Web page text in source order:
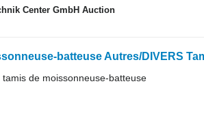
Center GmbH Auction
de moissonneuse-batteuse